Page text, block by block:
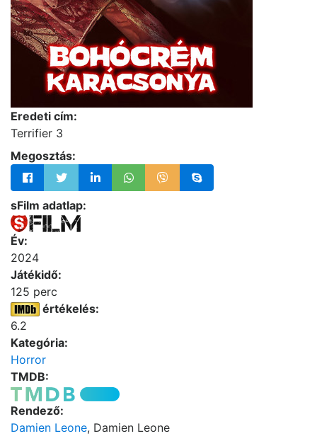
Eredeti cím:
Terrifier 3
Megosztás:
sFilm adatlap:
Év:
2024
Játékidő:
125 perc
értékelés:
6.2
Kategória:
Horror
TMDB:
Rendező:
Damien Leone, Damien Leone